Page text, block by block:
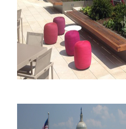
Construcción: